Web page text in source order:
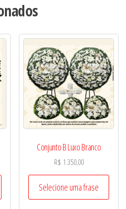
Conjunto B Luxo Branco
R$ 1.350,00
Selecione uma frase